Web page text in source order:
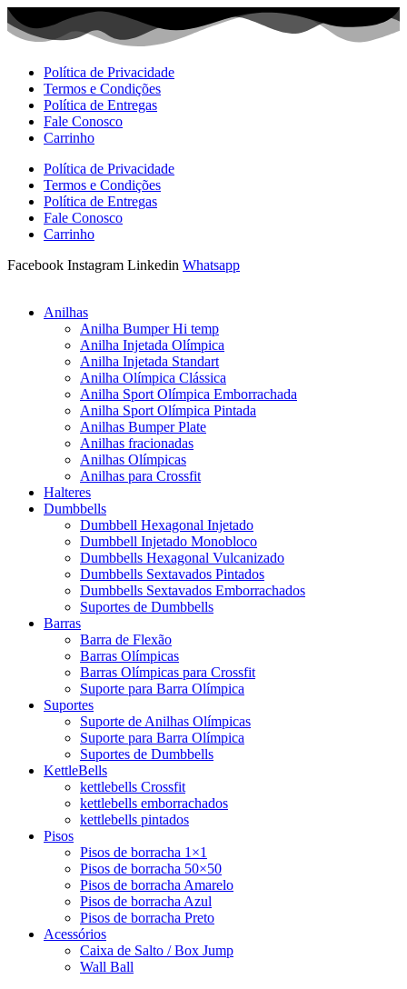
Ir
para
Política de Privacidade
Termos e Condições
Política de Entregas
Fale Conosco
Carrinho
Política de Privacidade
Termos e Condições
Política de Entregas
Fale Conosco
Carrinho
Facebook Instagram Linkedin Whatsapp
Anilhas
Anilha Bumper Hi temp
Anilha Injetada Olímpica
Anilha Injetada Standart
Anilha Olímpica Clássica
Anilha Sport Olímpica Emborrachada
Anilha Sport Olímpica Pintada
Anilhas Bumper Plate
Anilhas fracionadas
Anilhas Olímpicas
Anilhas para Crossfit
Halteres
Dumbbells
Dumbbell Hexagonal Injetado
Dumbbell Injetado Monobloco
Dumbbells Hexagonal Vulcanizado
Dumbbells Sextavados Pintados
Dumbbells Sextavados Emborrachados
Suportes de Dumbbells
Barras
Barra de Flexão
Barras Olímpicas
Barras Olímpicas para Crossfit
Suporte para Barra Olímpica
Suportes
Suporte de Anilhas Olímpicas
Suporte para Barra Olímpica
Suportes de Dumbbells
KettleBells
kettlebells Crossfit
kettlebells emborrachados
kettlebells pintados
Pisos
Pisos de borracha 1×1
Pisos de borracha 50×50
Pisos de borracha Amarelo
Pisos de borracha Azul
Pisos de borracha Preto
Acessórios
Caixa de Salto / Box Jump
Wall Ball